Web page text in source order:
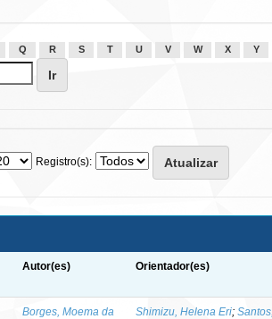
Q R S T U V W X Y
Registro(s):
Autor(es) Orientador(es)
Borges, Moema da
Shimizu, Helena Eri; Santos,